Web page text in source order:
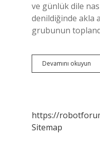
ve günlük dile
denildiğinde akla
grubunun
Devamını okuyun
https://
Sitemap